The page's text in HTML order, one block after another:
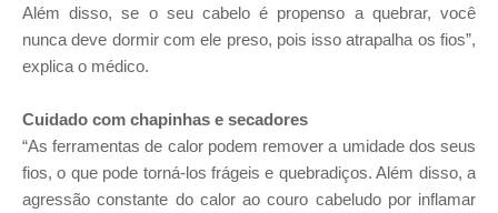
Além disso, se o seu cabelo é propenso a quebrar, você
nunca deve dormir com ele preso, pois isso atrapalha os fios”,
explica o médico.
Cuidado com chapinhas e secadores
“As ferramentas de calor podem remover a umidade dos seus
fios, o que pode torná-los frágeis e quebradiços. Além disso, a
agressão constante do calor ao couro cabeludo por inflamar